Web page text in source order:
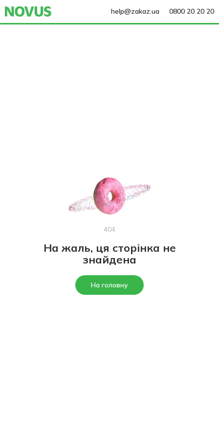
help@zakaz.ua 0800 20 20 20
404
На жаль, ця сторінка не
знайдена
На головну